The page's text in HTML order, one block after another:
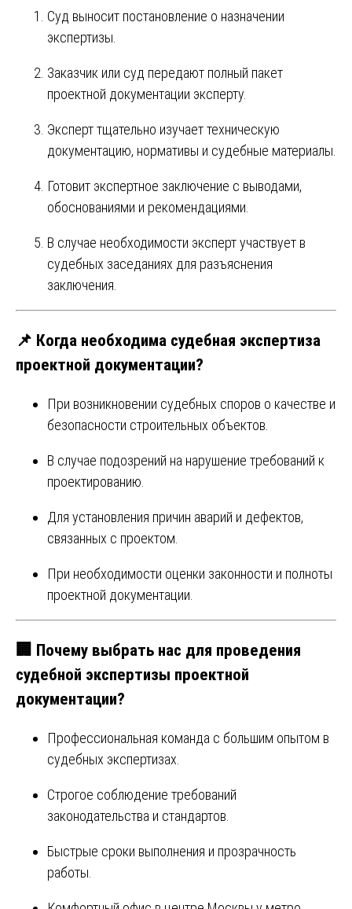
Суд выносит постановление о назначении
экспертизы.
Заказчик или суд передают полный пакет
проектной документации эксперту.
Эксперт тщательно изучает техническую
документацию, нормативы и судебные материалы.
Готовит экспертное заключение с выводами,
обоснованиями и рекомендациями.
В случае необходимости эксперт участвует в
судебных заседаниях для разъяснения
заключения.
📌 Когда необходима судебная экспертиза
проектной документации?
При возникновении судебных споров о качестве и
безопасности строительных объектов.
В случае подозрений на нарушение требований к
проектированию.
Для установления причин аварий и дефектов,
связанных с проектом.
При необходимости оценки законности и полноты
проектной документации.
🏢 Почему выбрать нас для проведения
судебной экспертизы проектной
документации?
Профессиональная команда с большим опытом в
судебных экспертизах.
Строгое соблюдение требований
законодательства и стандартов.
Быстрые сроки выполнения и прозрачность
работы.